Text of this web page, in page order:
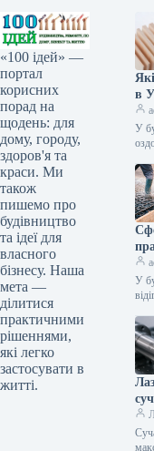
«100 ідей» —
портал
корисних
порад на
щодень: для
дому, городу,
здоров'я та
краси. Ми
також
пишемо про
будівництво
та ідеї для
власного
бізнесу. Наша
мета —
ділитися
практичними
рішеннями,
які легко
застосувати в
житті.
в
У
У
як
та